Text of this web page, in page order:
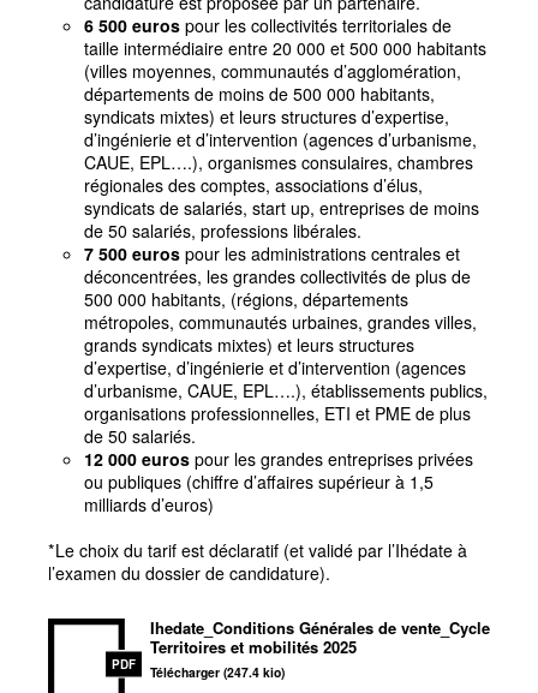
6 500 euros pour les collectivités territoriales de
taille intermédiaire entre 20 000 et 500 000 habitants
(villes moyennes, communautés d’agglomération,
départements de moins de 500 000 habitants,
syndicats mixtes) et leurs structures d’expertise,
d’ingénierie et d’intervention (agences d’urbanisme,
CAUE, EPL….), organismes consulaires, chambres
régionales des comptes, associations d’élus,
syndicats de salariés, start up, entreprises de moins
de 50 salariés, professions libérales.
7 500 euros pour les administrations centrales et
déconcentrées, les grandes collectivités de plus de
500 000 habitants, (régions, départements
métropoles, communautés urbaines, grandes villes,
grands syndicats mixtes) et leurs structures
d’expertise, d’ingénierie et d’intervention (agences
d’urbanisme, CAUE, EPL….), établissements publics,
organisations professionnelles, ETI et PME de plus
de 50 salariés.
12 000 euros pour les grandes entreprises privées
ou publiques (chiffre d’affaires supérieur à 1,5
milliards d’euros)
*Le choix du tarif est déclaratif (et validé par l’Ihédate à
l’examen du dossier de candidature).
PDF
Ihedate_Conditions Générales de vente_Cycle
Territoires et mobilités 2025
Télécharger (247.4 kio)